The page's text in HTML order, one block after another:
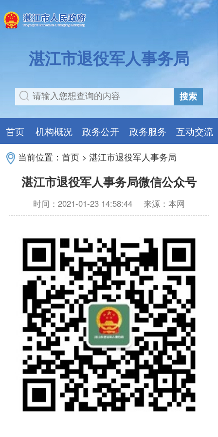
湛江市退役军人事务局
搜索
首页 机构概况 政务公开 政务服务 互动交流
当前位置：首页 >湛江市退役军人事务局
湛江市退役军人事务局微信公众号
时间：2021-01-23 14:58:44 来源：本网